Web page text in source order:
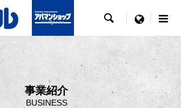
 menu
事業紹介
BUSINESS